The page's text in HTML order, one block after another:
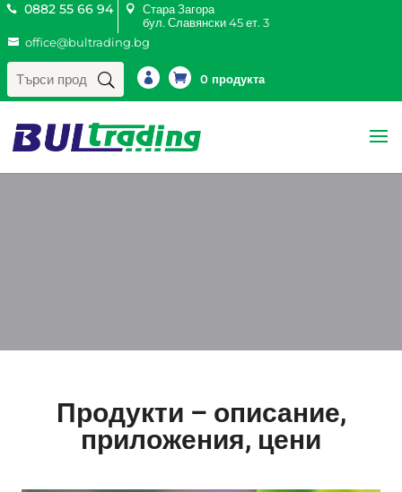
0882 55 66 94
Стара Загора
бул. Славянски 45 ет. 3
office@bultrading.bg

Търсене
за:
0 продукта
Продукти – описание,
приложения, цени